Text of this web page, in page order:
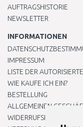
AUFTRAGSHISTORIE
NEWSLETTER
INFORMATIONEN
IMPRESSUM
LISTE DER
WIE KAUFE ICH EIN?
BESTELLUNG
ALLGEMEINEN
WIDERRUFSRECHT